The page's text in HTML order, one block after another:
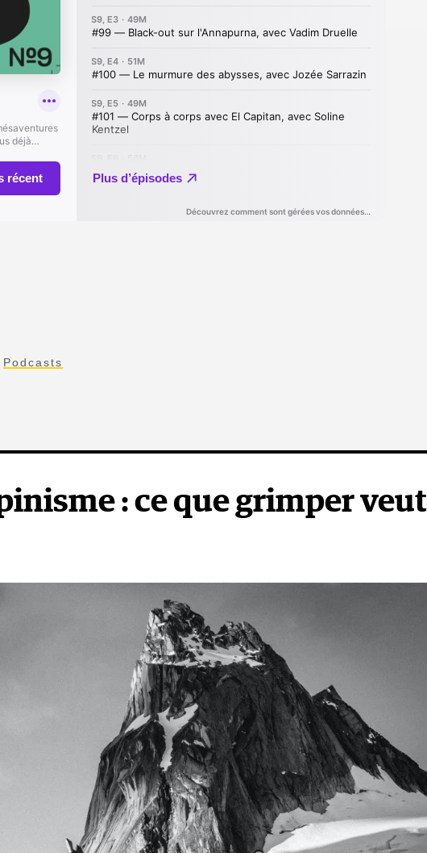
Podcasts
: ce que grimper veut